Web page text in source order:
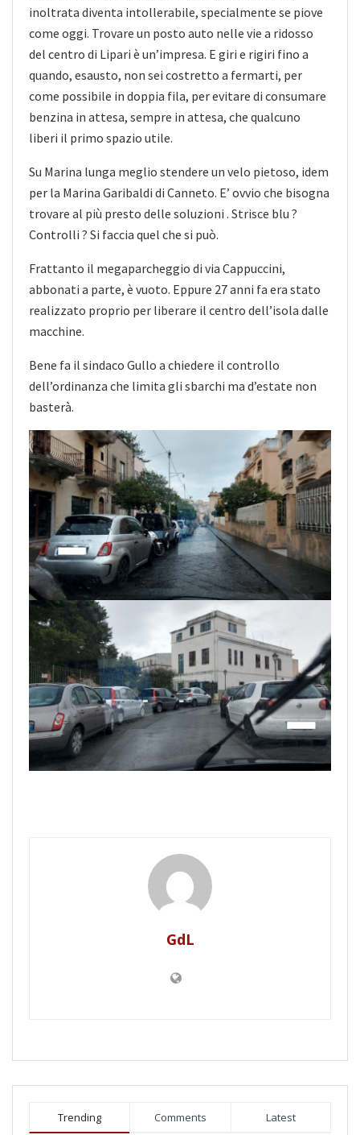
inoltrata diventa intollerabile, specialmente se piove
come oggi. Trovare un posto auto nelle vie a ridosso
del centro di Lipari è un’impresa. E giri e rigiri fino a
quando, esausto, non sei costretto a fermarti, per
come possibile in doppia fila, per evitare di consumare
benzina in attesa, sempre in attesa, che qualcuno
liberi il primo spazio utile.
Su Marina lunga meglio stendere un velo pietoso, idem
per la Marina Garibaldi di Canneto. E’ ovvio che bisogna
trovare al più presto delle soluzioni . Strisce blu ?
Controlli ? Si faccia quel che si può.
Frattanto il megaparcheggio di via Cappuccini,
abbonati a parte, è vuoto. Eppure 27 anni fa era stato
realizzato proprio per liberare il centro dell’isola dalle
macchine.
Bene fa il sindaco Gullo a chiedere il controllo
dell’ordinanza che limita gli sbarchi ma d’estate non
basterà.
GdL
Trending Comments Latest